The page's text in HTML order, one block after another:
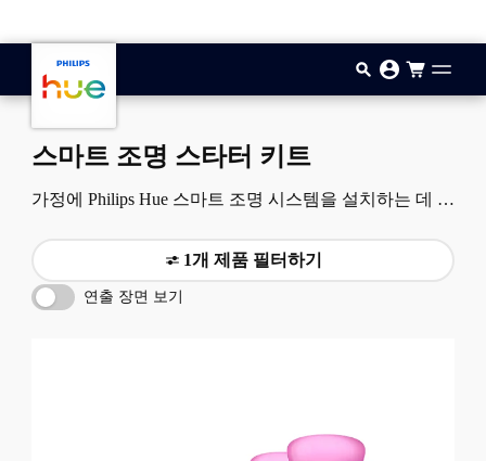
스마트 조명 스타터 키트
가정에 Philips Hue 스마트 조명 시스템을 설치하는 데 필
각종 스마트 액세서리가 포함된 이 스타터 키트를 사용
하면 원하는 방식으로 시스템을 설정할 수 있습니다.
1개 제품 필터하기
연출 장면 보기